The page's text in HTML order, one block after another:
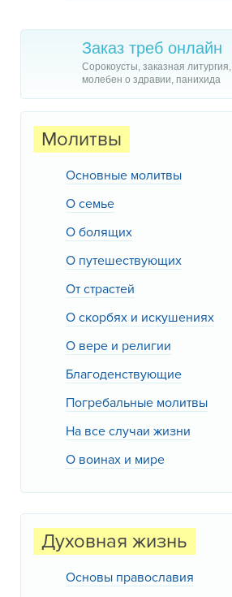
Заказ треб онлайн
Сорокоусты, заказная литургия,
молебен о здравии, панихида
Молитвы
Основные молитвы
О семье
О болящих
О путешествующих
От страстей
О скорбях и искушениях
О вере и религии
Благоденствующие
Погребальные молитвы
На все случаи жизни
О воинах и мире
Духовная жизнь
Основы православия